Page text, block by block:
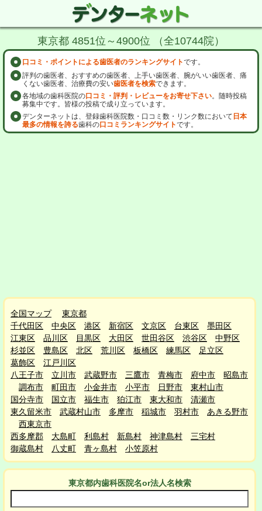
東京都 4851位～4900位 （全10744院）
口コミ・ポイントによる歯医者のランキングサイトです。
評判の歯医者、おすすめの歯医者、上手い歯医者、腕がいい歯医者、痛
くない歯医者、治療費の安い歯医者を検索できます。
各地域の歯科医院の口コミ・評判・レビューをお寄せ下さい。随時投稿
募集中です。皆様の投稿で成り立っています。
デンターネットは、登録歯科医院数・口コミ数・リンク数において 日本
最多の情報を誇る歯科の口コミランキングサイトです。
全国マップ
東京都
千代田区
中央区 港区 新宿区 文京区 台東区
墨田区
江東区
品川区 目黒区 大田区 世田谷区 渋谷区
中野区
杉並区
豊島区 北区 荒川区 板橋区 練馬区
足立区
葛飾区
江戸川区
八王子市
立川市 武蔵野市 三鷹市 青梅市 府中市
昭島市
調布市
町田市 小金井市 小平市 日野市
東村山市
国分寺市
国立市 福生市 狛江市 東大和市
清瀬市
東久留米市
武蔵村山市 多摩市 稲城市 羽村市
あきる野市
西東京市
西多摩郡
大島町 利島村 新島村 神津島村
三宅村
御蔵島村
八丈町 青ヶ島村 小笠原村
東京都内歯科医院名or法人名検索